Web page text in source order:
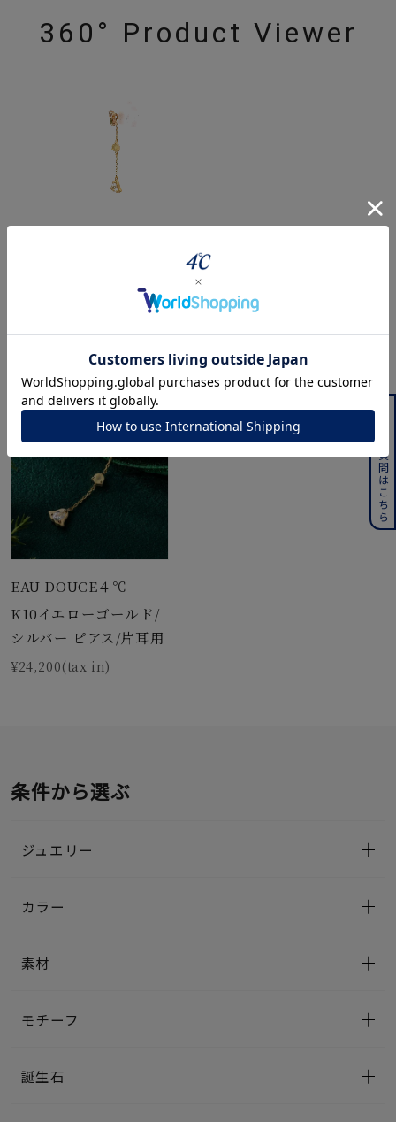
360° Product Viewer
最近チェックした商品
EAU DOUCE４℃
K10イエローゴールド/
シルバー ピアス/片耳用
¥24,200(tax in)
条件から選ぶ
ジュエリー
カラー
素材
モチーフ
誕生石
よくある質問はこちら